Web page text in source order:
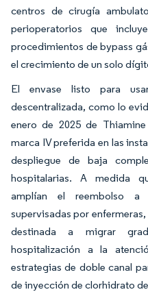
centros de cirugía
perioperatorios que
procedimientos de bypass
el crecimiento de un solo
El envase listo para
descentralizada, como lo
enero de 2025 de
marca IV preferida en las
despliegue de baja
hospitalarias. A medida
amplían el reembolso a
supervisadas por
destinada a migrar
hospitalización a la
estrategias de doble canal
de inyección de clorhidrato